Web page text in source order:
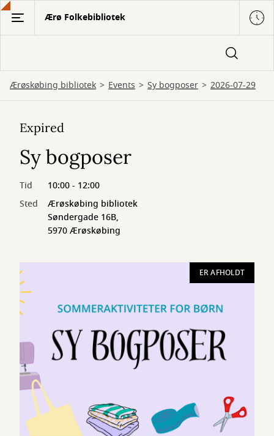
Gå
hovedindhold
Ærø Folkebibliotek
Ærøskøbing bibliotek Events Sy bogposer 2026-07-29
ER AFHOLDT
Expired
Sy bogposer
Tid
10:00 - 12:00
Sted
Ærøskøbing bibliotek
Søndergade 16B,
5970 Ærøskøbing